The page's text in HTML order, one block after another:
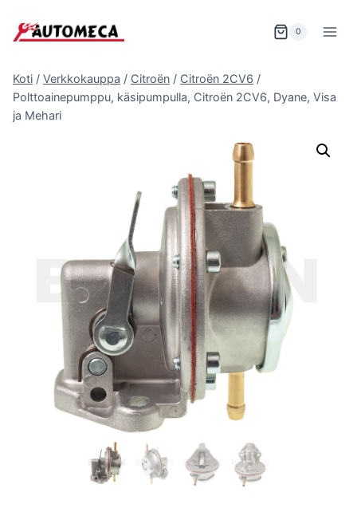
sisältöön
0
Koti / Verkkokauppa / Citroën / Citroën 2CV6 /
Polttoainepumppu, käsipumpulla, Citroën 2CV6, Dyane, Visa
ja Mehari